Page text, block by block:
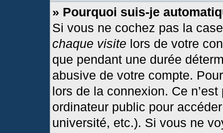
» Pourquoi suis-je
Si vous ne cochez pas la
chaque visite lors de votre
que pendant une durée
abusive de votre compte.
lors de la connexion. Ce
ordinateur public pour
université, etc.). Si vous ne